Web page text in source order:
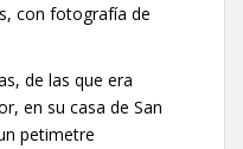
con fotografía de
de las que era
en su casa de San
petimetre